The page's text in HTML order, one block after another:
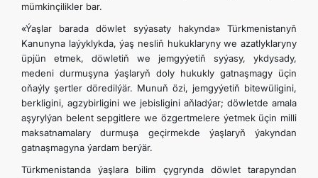
mümkinçilikler bar.
«Ýaşlar barada döwlet syýasaty hakynda» Türkmenistanyň
Kanunyna laýyklykda, ýaş nesliň hukuklaryny we azatlyklaryny
üpjün etmek, döwletiň we jemgyýetiň syýasy, ykdysady,
medeni durmuşyna ýaşlaryň doly hukukly gatnaşmagy üçin
oňaýly şertler döredilýär. Munuň özi, jemgyýetiň bitewüligini,
berkligini, agzybirligini we jebisligini aňladýar; döwletde amala
aşyrylýan belent sepgitlere we özgertmelere ýetmek üçin milli
maksatnamalary durmuşa geçirmekde ýaşlaryň ýakyndan
gatnaşmagyna ýardam berýär.
Türkmenistanda ýaşlara bilim çygrynda döwlet tarapyndan